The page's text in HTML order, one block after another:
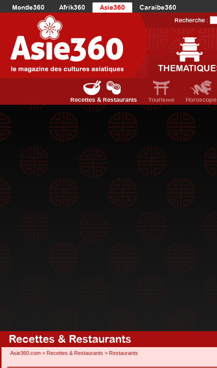
Monde360 Afrik360 Asie360
Caraibe360
Europe360
AmériqueDuNord360
Océanie360
Recherche :
Recettes & Restaurants Tourisme Horoscope
Recettes & Restaurants
Asie360.com > Recettes & Restaurants > Restaurants